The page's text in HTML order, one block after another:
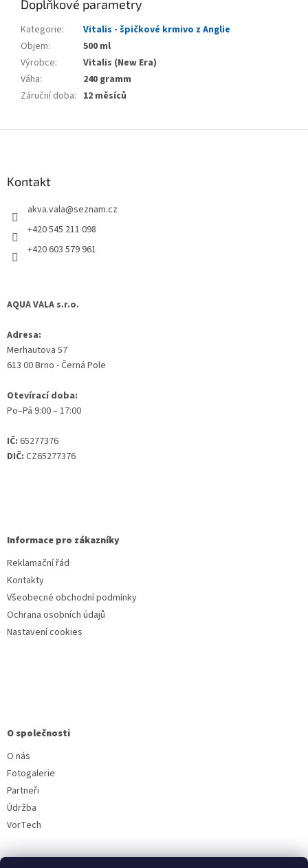
Doplňkové parametry
Kategorie:
Vitalis - špičkové krmivo z Anglie
Objem:
500 ml
Výrobce:
Vitalis (New Era)
Váha:
240 gramm
Záruční doba: 12 měsíců
Kontakt
akva.vala@seznam.cz
+420 545 211 098
+420 603 579 961
AQUA VALA s.r.o.
Adresa:
Merhautova 57
613 00 Brno - Černá Pole
Otevírací doba:
Po–Pá 9:00 – 17:00
IČ: 65277376
DIČ: CZ65277376
Informace pro zákazníky
Reklamační řád
Kontakty
Všeobecné obchodní podmínky
Ochrana osobních údajů
Nastavení cookies
O společnosti
O nás
Fotogalerie
Partneři
Údržba
VorTech